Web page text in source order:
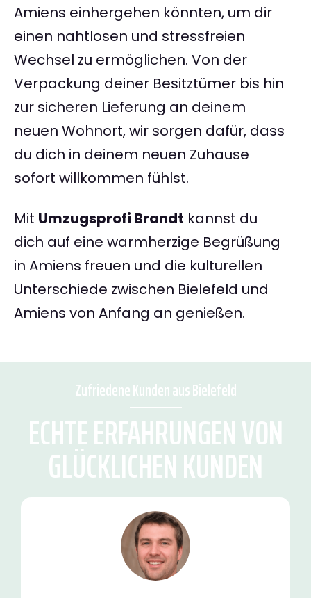
Amiens einhergehen könnten, um dir
einen nahtlosen und stressfreien
Wechsel zu ermöglichen. Von der
Verpackung deiner Besitztümer bis hin
zur sicheren Lieferung an deinem
neuen Wohnort, wir sorgen dafür, dass
du dich in deinem neuen Zuhause
sofort willkommen fühlst.
Mit Umzugsprofi Brandt kannst du
dich auf eine warmherzige Begrüßung
in Amiens freuen und die kulturellen
Unterschiede zwischen Bielefeld und
Amiens von Anfang an genießen.
Zufriedene Kunden aus Bielefeld
ECHTE ERFAHRUNGEN VON
GLÜCKLICHEN KUNDEN